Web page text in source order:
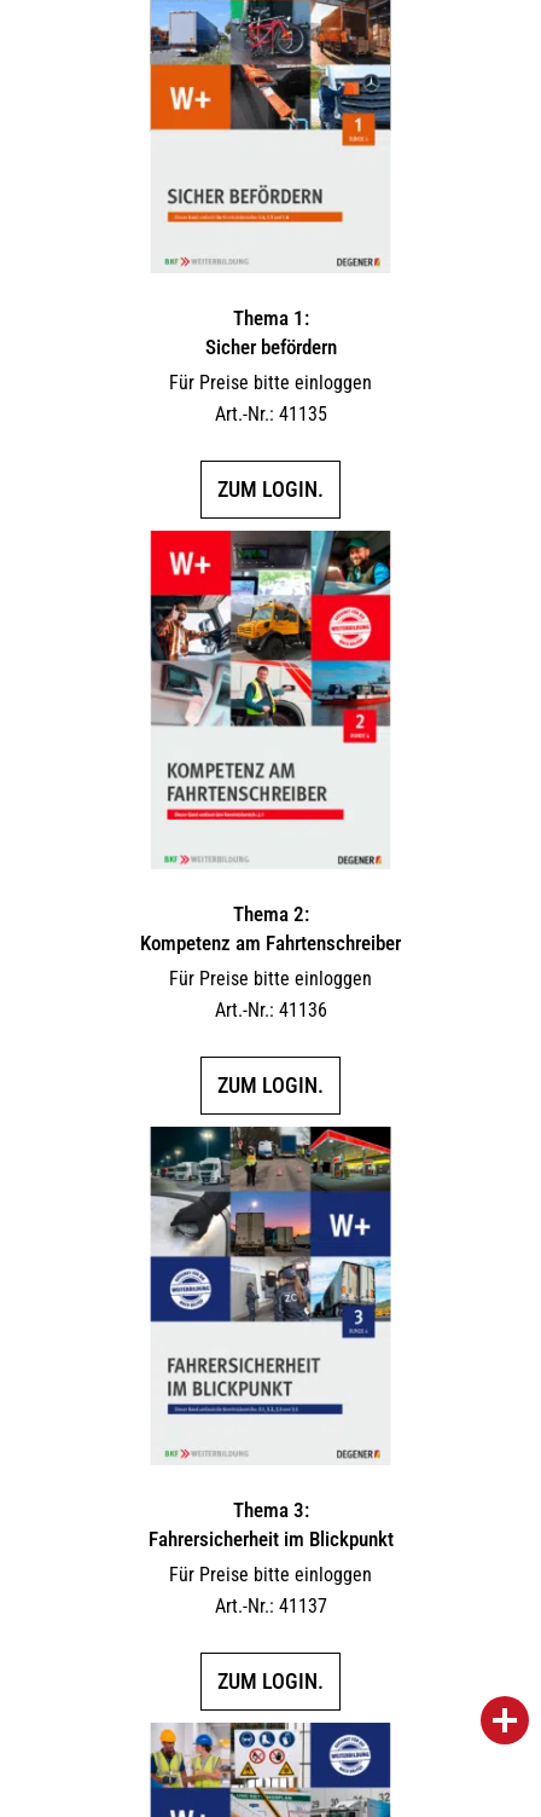
Thema 1:
Sicher befördern
Für Preise bitte einloggen
Art.-Nr.: 41135
ZUM LOGIN.
Thema 2:
Kompetenz am Fahrtenschreiber
Für Preise bitte einloggen
Art.-Nr.: 41136
ZUM LOGIN.
Thema 3:
Fahrersicherheit im Blickpunkt
Für Preise bitte einloggen
Art.-Nr.: 41137
ZUM LOGIN.
person IHR FACHBERATER
campaign WERBEMATERIAL